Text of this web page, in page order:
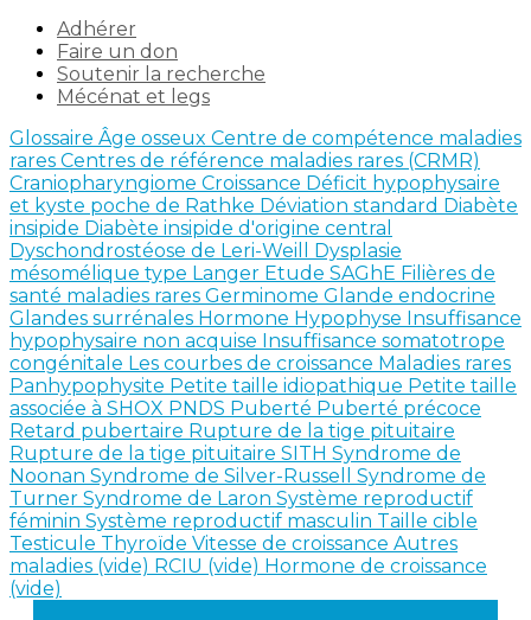
Adhérer
Faire un don
Soutenir la recherche
Mécénat et legs
Glossaire Âge osseux Centre de compétence maladies
rares Centres de référence maladies rares (CRMR)
Craniopharyngiome Croissance Déficit hypophysaire
et kyste poche de Rathke Déviation standard Diabète
insipide Diabète insipide d'origine central
Dyschondrostéose de Leri-Weill Dysplasie
mésomélique type Langer Etude SAGhE Filières de
santé maladies rares Germinome Glande endocrine
Glandes surrénales Hormone Hypophyse Insuffisance
hypophysaire non acquise Insuffisance somatotrope
congénitale Les courbes de croissance Maladies rares
Panhypophysite Petite taille idiopathique Petite taille
associée à SHOX PNDS Puberté Puberté précoce
Retard pubertaire Rupture de la tige pituitaire
Rupture de la tige pituitaire SITH Syndrome de
Noonan Syndrome de Silver-Russell Syndrome de
Turner Syndrome de Laron Système reproductif
féminin Système reproductif masculin Taille cible
Testicule Thyroïde Vitesse de croissance Autres
maladies (vide) RCIU (vide) Hormone de croissance
(vide)